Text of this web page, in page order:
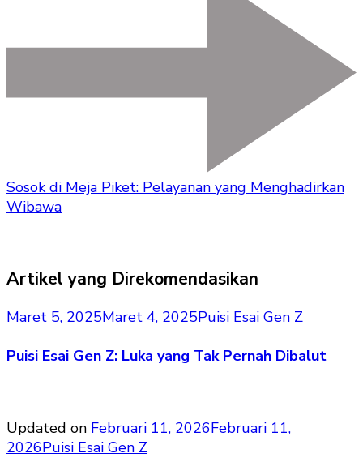
Sosok di Meja Piket: Pelayanan yang Menghadirkan
Wibawa
Artikel yang Direkomendasikan
Maret 5, 2025Maret 4, 2025Puisi Esai Gen Z
Puisi Esai Gen Z: Luka yang Tak Pernah Dibalut
Updated on Februari 11, 2026Februari 11,
2026Puisi Esai Gen Z